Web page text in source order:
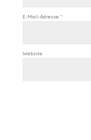
E-Mail-Adresse *
Website